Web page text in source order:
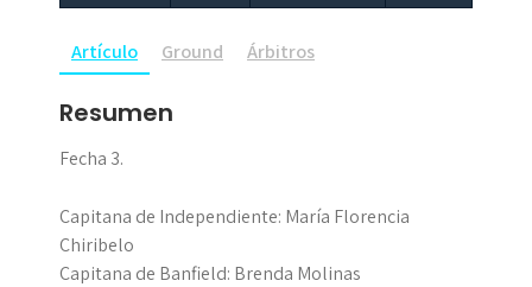
Artículo Ground Árbitros
Resumen
Fecha 3.
Capitana de Independiente: María Florencia
Chiribelo
Capitana de Banfield: Brenda Molinas